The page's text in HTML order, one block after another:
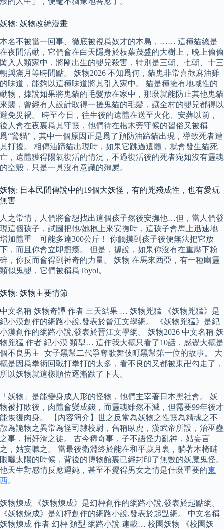
妖物: 妖物改編漫畫
本名不被當一回事、徹底被視爲奴才的本島，…… 這種貓總是
在夜間活動，它們會在白天隱身於枝葉茂盛的大樹上，晚上偷偷
闖入人類家中，將剛出生的嬰兒殺害，特別是三朝、七朝、十三
朝與滿月等時間點。 妖物2026 不知爲何，貓鬼非常喜歡麻油雞
的味道，能夠以這種味道將其引入家中。 貓是種擁有地域性的
動物，據說如果將鬼貓的毛髮放在家中，那麼就能防止其他鬼貓
來襲，曾經有人設計取得一搓鬼貓的毛髮，讓全村的嬰兒都得以
避免災禍。 時至今日，往生後的遺體在送至火化、安葬以前，
後人會在夜裏爲其守靈，他們待在棺木旁守候的習俗又被稱
爲“驚貓”，其中一個原因正是爲了預防油蹄貓出現，導致死者遭
其打擾。 相傳油蹄貓出現時，如果它跳過遺體，就會發生貓死
亡，遺體獲得陽氣復活的情況，不過復活後的死者宛如沒有靈魂
的空殼，只是一具沒有意識的殭屍。
妖物: 日本民間傳說中的19個大妖怪，有的兇殘成性，也有愛玩
無害
人之常情，人們將會想找出這個孩子然後安撫他…但，當人們發
現這個孩子，試圖把他/她抱上來安撫時，這孩子會馬上迅速地
增加體重—可能多達300公斤！ 你觸摸到孩子後便無法把它放
下，而且你會立即癱瘓。 但是，據說，如果你沒有在重壓下粉
碎，你反而會得到神奇的力量。 妖物 在馬來西亞，有一種幽靈
類似鬼嬰，它們被稱爲Toyol。
妖物: 妖物主要情節
中文名稱 妖物奇譚 作者 三天結果 … 妖物兇猛 《妖物兇猛》是
紀小漠創作的網路小說,發表於晉江文學網。 《妖物兇猛》是紀
小漠創作的網路小說,發表於晉江文學網。 妖物2026 中文名稱 妖
物兇猛 作者 紀小漠 類型… 這作我大概只看了10話，感覺大概是
個不良男主+女子黑幫二代爭奪歌舞伎町黑幫第一位的故事。 大
概是因爲拳術回戰打拳打的太多，看不良的又都被東卍勾走了，
所以妖物就這樣順位逐漸跌了下去。
「妖物」是能變身成人形的怪物，他們主宰著日本黑社會。 妖
物被打敗後，肉體會變成錢，而靈魂雖然不滅，但需要99年後才
能恢復肉身。 【內容簡介】世之反常為妖物之性靈為精魂之不
散為詭物之異常為怪司隸校尉，舊稱臥虎，漢武帝所設，治巫蠱
之事，捕奸滑之徒。 古今稀奇事，子不語怪力亂神，姑妄言
之，姑妄聽之。 當最後衛淵終於能在和平歲月裏，躺著木椅瞇
眼曬太陽的時候，背後的博物館裏已經封印了無數的妖魔鬼怪。
他天生對感情反應遲鈍，甚至不覺得男女之情是什麼重要的東
西。
妖物煉成 《妖物煉成》是幻枰創作的網路小說,發表於起點網。
《妖物煉成》是幻枰創作的網路小說,發表於起點網。 中文名稱
妖物煉成 作者 幻枰 類型 網路小說 連載… 校園妖物 《校園妖